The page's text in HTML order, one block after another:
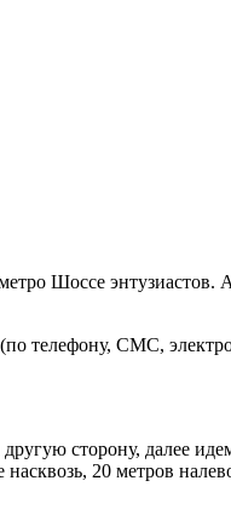
Шоссе энтузиастов.
телефону, СМС,
сторону, далее
20 метров